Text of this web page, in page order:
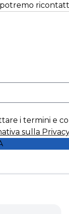
potremo
i termini e
sulla